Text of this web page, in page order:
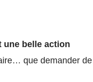
une belle action
que demander